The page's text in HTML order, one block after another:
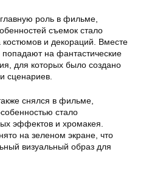
роль в фильме,
съемок стало
костюмов и декораций. Вместе
на фантастические
для которых было создано
сценариев.
снялся в фильме,
стало
эффектов и хромакея.
на зеленом экране, что
визуальный образ для